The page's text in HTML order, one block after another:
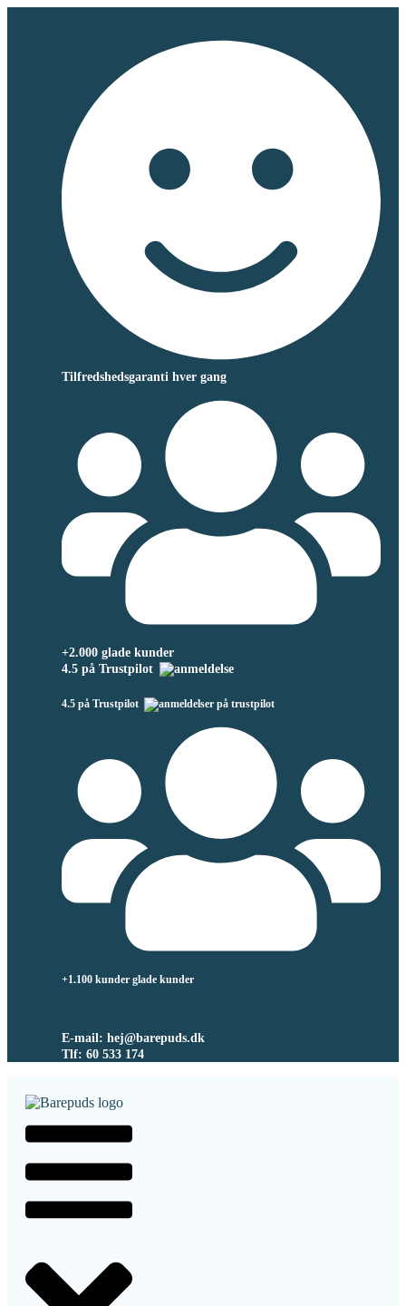
Tilfredshedsgaranti hver gang
+2.000 glade kunder
4.5 på Trustpilot
4.5 på Trustpilot
+1.100 kunder glade kunder
E-mail: hej@barepuds.dk
Tlf: 60 533 174